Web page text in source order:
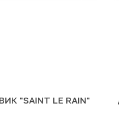
"SAINT LE RAIN"